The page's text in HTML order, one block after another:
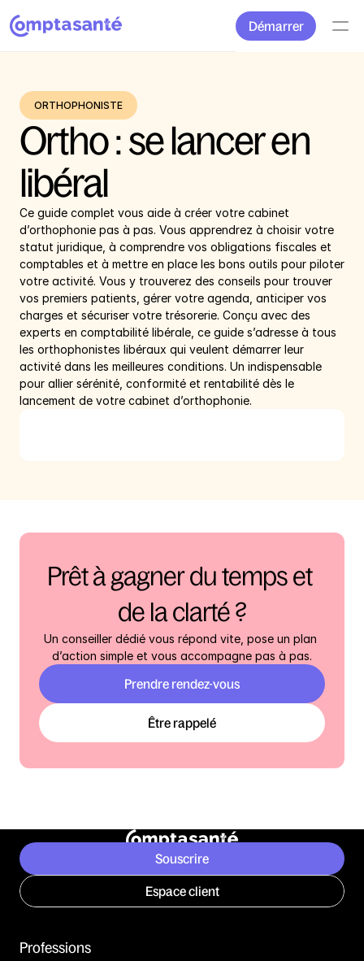
Démarrer
ORTHOPHONISTE
Ortho : se lancer en
libéral
Ce guide complet vous aide à créer votre cabinet
d’orthophonie pas à pas. Vous apprendrez à choisir votre
statut juridique, à comprendre vos obligations fiscales et
comptables et à mettre en place les bons outils pour piloter
votre activité. Vous y trouverez des conseils pour trouver
vos premiers patients, gérer votre agenda, anticiper vos
charges et sécuriser votre trésorerie. Conçu avec des
experts en comptabilité libérale, ce guide s’adresse à tous
les orthophonistes libéraux qui veulent démarrer leur
activité dans les meilleures conditions. Un indispensable
pour allier sérénité, conformité et rentabilité dès le
lancement de votre cabinet d’orthophonie.
Prêt à gagner du temps et
de la clarté ?
Un conseiller dédié vous répond vite, pose un plan
d’action simple et vous accompagne pas à pas.
Prendre rendez-vous
Être rappelé
Souscrire
Espace client
Professions